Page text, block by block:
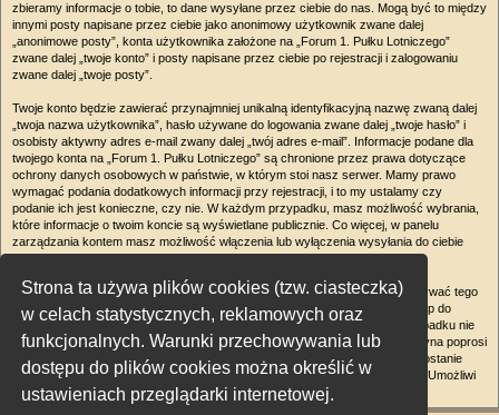
Strona ta używa plików cookies (tzw. ciasteczka)
w celach statystycznych, reklamowych oraz
funkcjonalnych. Warunki przechowywania lub
dostępu do plików cookies można określić w
ustawieniach przeglądarki internetowej.
zbieramy informacje o tobie, to dane wysyłane przez ciebie do nas. Mogą być to między
innymi posty napisane przez ciebie jako anonimowy użytkownik zwane dalej
„anonimowe posty”, konta użytkownika założone na „Forum 1. Pułku Lotniczego”
zwane dalej „twoje konto” i posty napisane przez ciebie po rejestracji i zalogowaniu
zwane dalej „twoje posty”.
Twoje konto będzie zawierać przynajmniej unikalną identyfikacyjną nazwę zwaną dalej
„twoja nazwa użytkownika”, hasło używane do logowania zwane dalej „twoje hasło” i
osobisty aktywny adres e-mail zwany dalej „twój adres e-mail”. Informacje podane dla
twojego konta na „Forum 1. Pułku Lotniczego” są chronione przez prawa dotyczące
ochrony danych osobowych w państwie, w którym stoi nasz serwer. Mamy prawo
wymagać podania dodatkowych informacji przy rejestracji, i to my ustalamy czy
podanie ich jest konieczne, czy nie. W każdym przypadku, masz możliwość wybrania,
które informacje o twoim koncie są wyświetlane publicznie. Co więcej, w panelu
zarządzania kontem masz możliwość włączenia lub wyłączenia wysyłania do ciebie
Twoje hasło jest zaszyfrowane, więc jest bezpieczne, niemniej nie należy używać tego
samego hasła na różnych witrynach internetowych. Hasło to umożliwia dostęp do
twojego konta na „Forum 1. Pułku Lotniczego”, więc chroń je i w żadnym wypadku nie
podawajnikomu . Jeśli je zapomnisz, użyj funkcji „Nie pamiętam hasła”. Witryna poprosi
cię o podanie nazwy użytkownika i adresu e-mail. Po podaniu tych danych zostanie
wygenerowane nowe hasło i przesłane na podany przez ciebie adres e-mail. Umożliwi
ono odzyskanie dostępu do twojego konta.